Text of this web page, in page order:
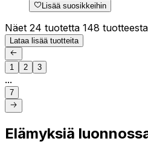
Lisää suosikkeihin
Näet 24 tuotetta 148
Lataa lisää tuotteita
1 2 3
...
7
Elämyksiä